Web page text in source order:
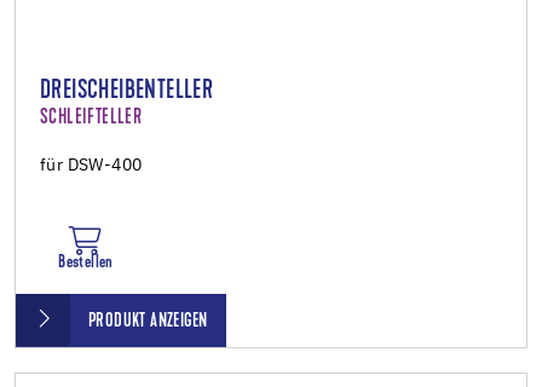
DREISCHEIBENTELLER
SCHLEIFTELLER
für DSW-400
Bestellen
PRODUKT ANZEIGEN